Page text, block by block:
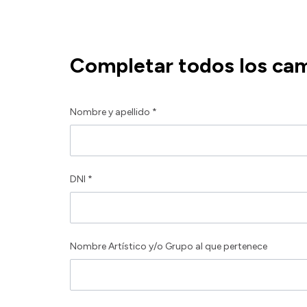
Completar todos los
Nombre y apellido *
DNI *
Nombre Artístico y/o Grupo al que pertenece